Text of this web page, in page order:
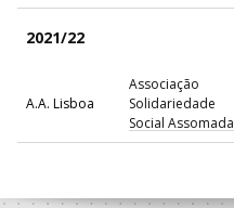
2021/22
A.A. Lisboa
Associação
Solidariedade
Social Assomada